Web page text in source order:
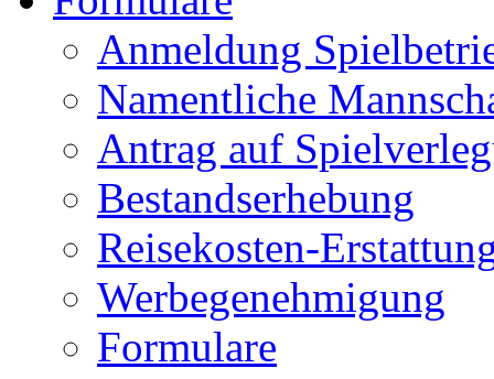
Anmeldung
Namentliche
Antrag auf
Bestandserhebung
Reisekosten-
Werbegenehmigung
Formulare